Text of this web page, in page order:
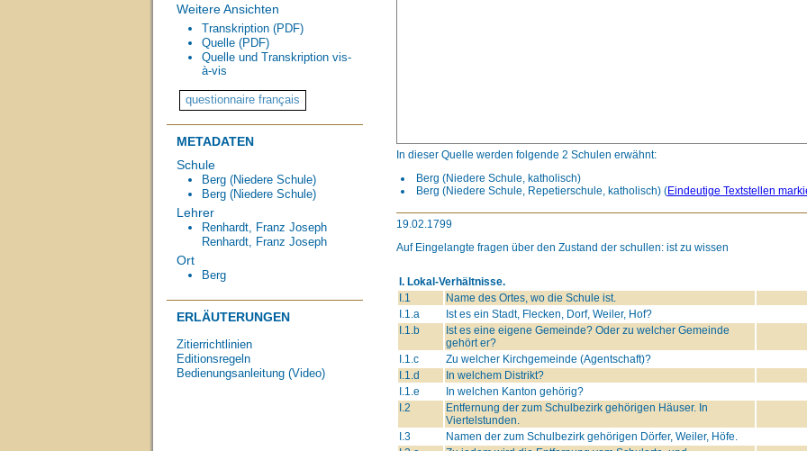
Weitere Ansichten
Transkription (PDF)
Quelle (PDF)
Quelle und Transkription vis-
à-vis
METADATEN
Schule
Berg (Niedere Schule)
Berg (Niedere Schule)
Lehrer
Renhardt, Franz Joseph
Renhardt, Franz Joseph
Ort
Berg
ERLÄUTERUNGEN
Zitierrichtlinien
Editionsregeln
Bedienungsanleitung (Video)
In dieser Quelle werden folgende 2 Schulen erwähnt:
Berg (Niedere Schule, katholisch)
Berg (Niedere Schule, Repetierschule, katholisch) (Eindeutige Textstellen
19.02.1799
Auf Eingelangte fragen über den Zustand der schullen: ist zu wissen
I. Lokal-Verhältnisse.
I.1
Name des Ortes, wo die Schule ist.
I.1.a
Ist es ein Stadt, Flecken, Dorf, Weiler, Hof?
I.1.b
Ist es eine eigene Gemeinde? Oder zu welcher Gemeinde
gehört er?
I.1.c
Zu welcher Kirchgemeinde (Agentschaft)?
I.1.d
In welchem Distrikt?
I.1.e
In welchen Kanton gehörig?
I.2
Entfernung der zum Schulbezirk gehörigen Häuser. In
Viertelstunden.
I.3
Namen der zum Schulbezirk gehörigen Dörfer, Weiler, Höfe.